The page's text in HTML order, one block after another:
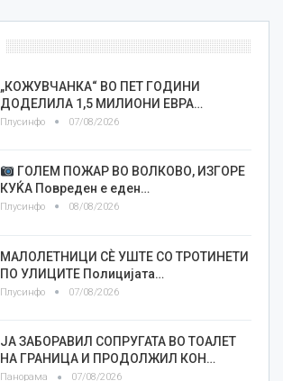
„КОЖУВЧАНКА“ ВО ПЕТ ГОДИНИ
ДОДЕЛИЛА 1,5 МИЛИОНИ ЕВРА…
Плусинфо 07/08/2026
ГОЛЕМ ПОЖАР ВО ВОЛКОВО, ИЗГОРЕ
КУЌА Повреден е еден…
Плусинфо 08/08/2026
МАЛОЛЕТНИЦИ СÈ УШТЕ СО ТРОТИНЕТИ
ПО УЛИЦИТЕ Полицијата…
Плусинфо 07/08/2026
ЈА ЗАБОРАВИЛ СОПРУГАТА ВО ТОАЛЕТ
НА ГРАНИЦА И ПРОДОЛЖИЛ КОН…
Панорама 07/08/2026